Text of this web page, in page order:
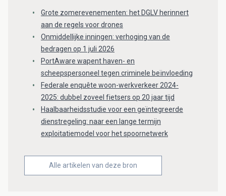
Grote zomerevenementen: het DGLV herinnert
aan de regels voor drones
Onmiddellijke inningen: verhoging van de
bedragen op 1 juli 2026
PortAware wapent haven- en
scheepspersoneel tegen criminele beïnvloeding
Federale enquête woon-werkverkeer 2024-
2025: dubbel zoveel fietsers op 20 jaar tijd
Haalbaarheidsstudie voor een geïntegreerde
dienstregeling: naar een lange termijn
exploitatiemodel voor het spoornetwerk
Alle artikelen van deze bron